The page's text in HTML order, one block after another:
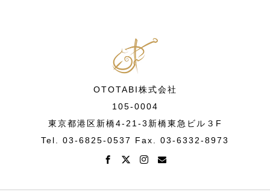
OTOTABI株式会社
105-0004
東京都港区新橋4-21-3新橋東急ビル３F
Tel. 03-6825-0537 Fax. 03-6332-8973